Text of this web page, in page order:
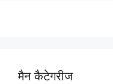
मैन कैटेगरीज